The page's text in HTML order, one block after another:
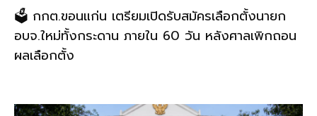
🗳️ กกต.ขอนแก่น เตรียมเปิดรับสมัครเลือกตั้งนายก
อบจ.ใหม่ทั้งกระดาน ภายใน 60 วัน หลังศาลเพิกถอน
ผลเลือกตั้ง